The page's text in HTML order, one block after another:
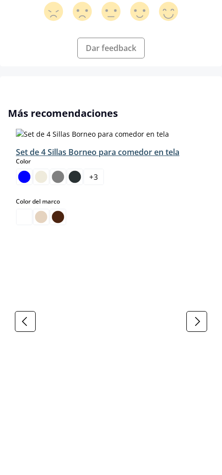
Dar feedback
Omitir la galería de productos
Más recomendaciones
Set de 4 Sillas Borneo para comedor en tela
Colorselect
+3
Color del marcoselect